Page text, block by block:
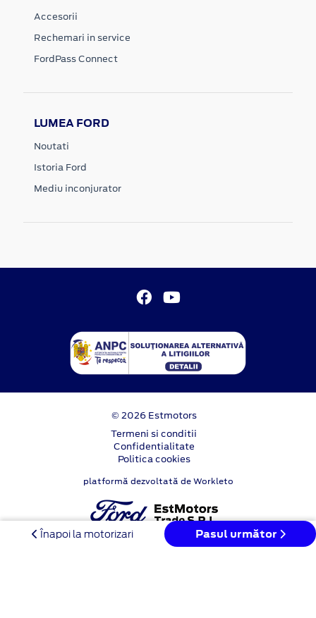
Înapoi la motorizari Pasul următor
Accesorii
Rechemari in service
FordPass Connect
LUMEA FORD
Noutati
Istoria Ford
Mediu inconjurator
© 2026 Estmotors
Termeni si conditii
Confidentialitate
Politica cookies
platformă dezvoltată de Workleto